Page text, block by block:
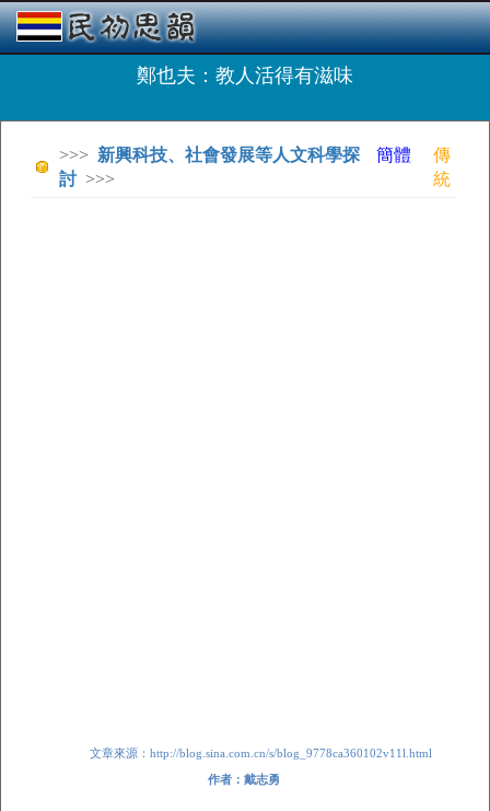
鄭也夫：教人活得有滋味
>>> 新興科技、社會發展等人文科學探
討>>>
簡體
傳
統
文章來源：http://blog.sina.com.cn/s/blog_9778ca360102v11l.html
作者：戴志勇